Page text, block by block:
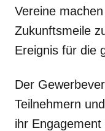
Vereine
Zukunftsmeile
Ereignis für die
Der
Teilnehmern
ihr